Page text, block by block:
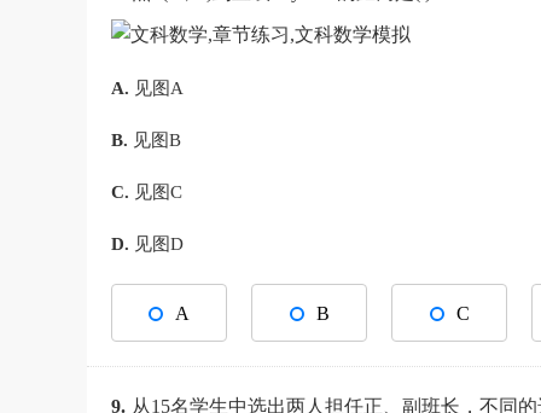
A. 见图A
B. 见图B
C. 见图C
D. 见图D
A B C
9. 从15名学生中选出两人担任正、副班长，不同